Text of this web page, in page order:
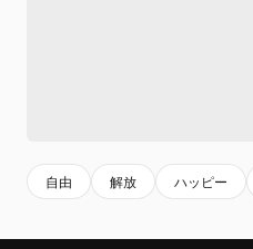
自由 解放 ハッピー